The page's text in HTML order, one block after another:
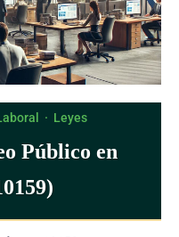
· Leyes
Público en